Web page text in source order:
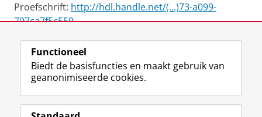
Proefschrift: http://hdl.handle.net/(...)73-a099-
707ca7f5c559
View this page in:English
Volg de RUG
F
a
L
i
R
S
I
n
Y
o
Functioneel
Biedt de basisfuncties en maakt gebruik van
geanonimiseerde cookies.